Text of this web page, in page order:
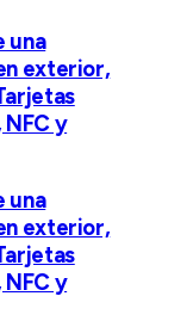
una
exterior,
y
una
exterior,
y